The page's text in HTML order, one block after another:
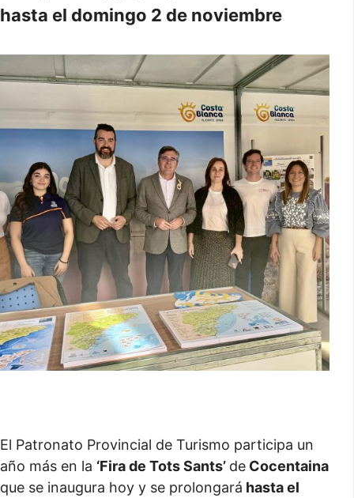
hasta el domingo 2 de noviembre
El Patronato Provincial de Turismo participa un
año más en la ‘Fira de Tots Sants’ de Cocentaina
que se inaugura hoy y se prolongará hasta el